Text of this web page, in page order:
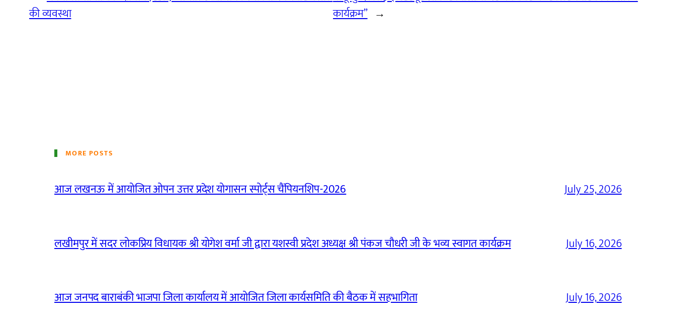
की व्यवस्था
कार्यक्रम” →
MORE POSTS
आज लखनऊ में आयोजित ओपन उत्तर प्रदेश योगासन स्पोर्ट्स चैंपियनशिप-2026 July 25, 2026
लखीमपुर में सदर लोकप्रिय विधायक श्री योगेश वर्मा जी द्वारा यशस्वी प्रदेश अध्यक्ष श्री पंकज चौधरी जी के भव्य स्वागत कार्यक्रम July 16, 2026
आज जनपद बाराबंकी भाजपा जिला कार्यालय में आयोजित जिला कार्यसमिति की बैठक में सहभागिता July 16, 2026